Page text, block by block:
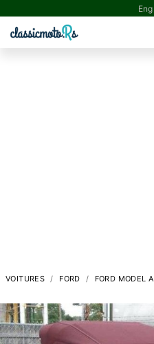
Eng
VOITURES FORD FORD MODEL A